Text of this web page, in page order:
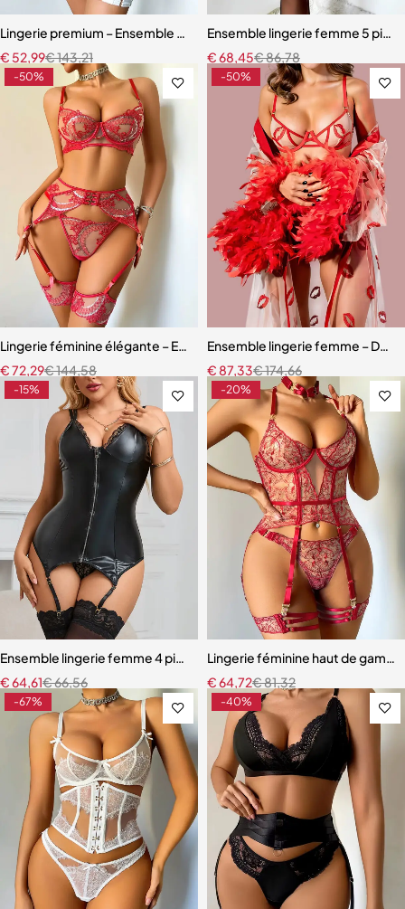
Lingerie premium – Ensemble en broderie florale avec soutien-
€143,21
€ 52,99
Ensemble lingerie femme 5
€86,78
€68,45
-50%
Lingerie féminine élégante – Ensemble avec porte-jarretelles et
€144,58
€72,29
-50%
Ensemble lingerie femme –
€174,66
€ 87,33
-15%
Ensemble lingerie femme 4 pièces – Cuir PU et dentelle respirante
€66,56
€64,61
-20%
Lingerie féminine haut de
€81,32
€64,72
-67% -40%